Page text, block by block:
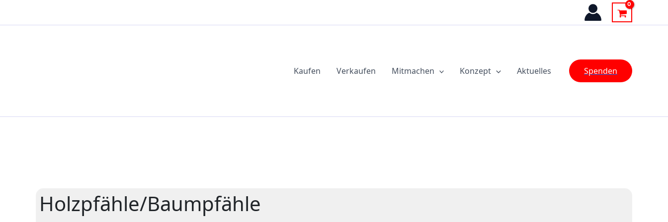
Kaufen Verkaufen Mitmachen Konzept Aktuelles Spenden
Holzpfähle/Baumpfähle